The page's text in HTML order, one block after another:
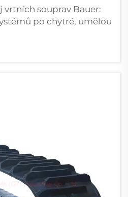
vrtních souprav Bauer:
po chytré, umělou
Historický vývoj
vliv na moderní
Již ve 30. letech 20.